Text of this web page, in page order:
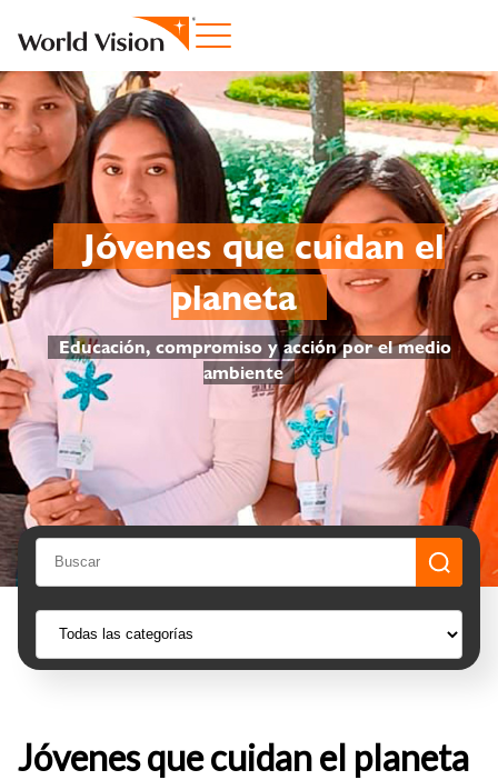
Jóvenes que cuidan el
planeta
Educación, compromiso y acción por el medio
ambiente
Jóvenes que cuidan el planeta